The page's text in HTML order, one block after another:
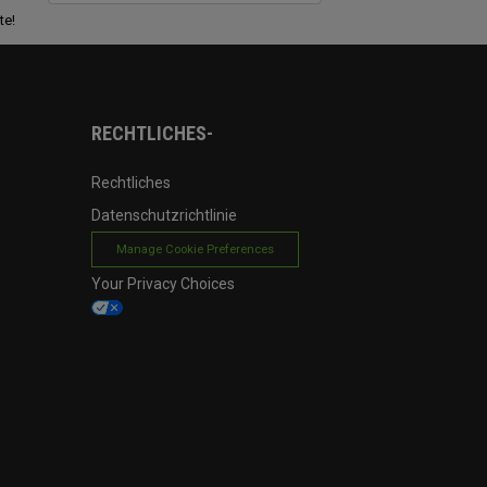
RECHTLICHES-
Rechtliches
Datenschutzrichtlinie
Manage Cookie Preferences
Your Privacy Choices